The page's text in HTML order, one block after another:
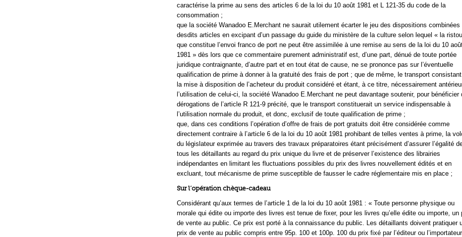
caractérise la prime au sens des articles 6 de la loi du 10 août 1981 et L 121-35 du code de la
consommation ;
que la société Wanadoo E.Merchant ne saurait utilement écarter le jeu des dispositions combinées
desdits articles en excipant d’un passage du guide du ministère de la culture selon lequel « la
que constitue l’envoi franco de port ne peut être assimilée à une remise au sens de la loi du 10
1981 » dès lors que ce commentaire purement administratif est, d’une part, dénué de toute portée
juridique contraignante, d’autre part et en tout état de cause, ne se prononce pas sur l’éventuelle
qualification de prime à donner à la gratuité des frais de port ; que de même, le transport
la mise à disposition de l’acheteur du produit considéré et étant, à ce titre, nécessairement
l’utilisation de celui-ci, la société Wanadoo E.Merchant ne peut davantage soutenir, pour bénéficier
dérogations de l’article R 121-9 précité, que le transport constituerait un service indispensable à
l’utilisation normale du produit, et donc, exclusif de toute qualification de prime ;
que, dans ces conditions l’opération d’offre de frais de port gratuits doit être considérée comme
directement contraire à l’article 6 de la loi du 10 août 1981 prohibant de telles ventes à prime, la
du législateur exprimée au travers des travaux préparatoires étant précisément d’assurer l’égalité
tous les détaillants au regard du prix unique du livre et de préserver l’existence des librairies
indépendantes en limitant les fluctuations possibles du prix des livres nouvellement édités et en
excluant, tout mécanisme de prime susceptible de fausser le cadre réglementaire mis en place ;
Sur l’opération chèque-cadeau
Considérant qu’aux termes de l’article 1 de la loi du 10 août 1981 : « Toute personne physique ou
morale qui édite ou importe des livres est tenue de fixer, pour les livres qu’elle édite ou importe, un
de vente au public. Ce prix est porté à la connaissance du public. Les détaillants doivent pratiquer
prix de vente au public compris entre 95p. 100 et 100p. 100 du prix fixé par l’éditeur ou